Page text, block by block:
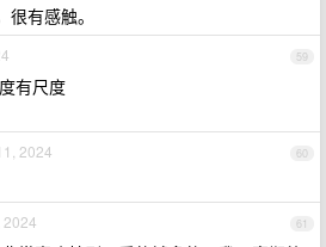
有感触。
59
有尺度
60
2024
61
2024